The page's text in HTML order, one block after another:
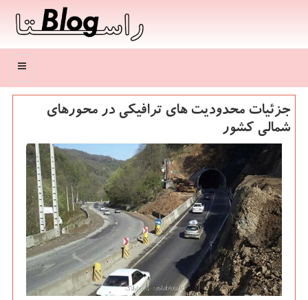
منو
جزئیات محدودیت های ترافیکی در محورهای
شمالی کشور